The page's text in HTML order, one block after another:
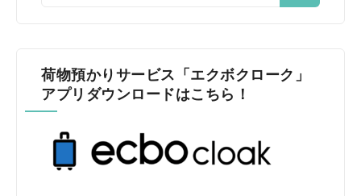
荷物預かりサービス「エクボクローク」
アプリダウンロードはこちら！